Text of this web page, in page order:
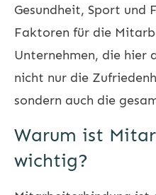
Gesundheit, Sport und
Faktoren für die
Unternehmen, die hier
nicht nur die
sondern auch die
Warum ist
wichtig?